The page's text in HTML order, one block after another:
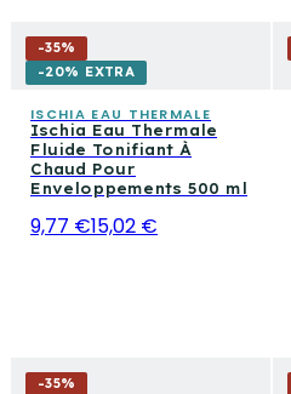
-35%
-20% EXTRA
ISCHIA EAU THERMALE
Ischia Eau Thermale
Fluide Tonifiant À
Chaud Pour
Enveloppements 500 ml
9,77 €15,02 €
-35%